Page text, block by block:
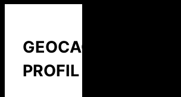
GEOCACHING
PROFIL